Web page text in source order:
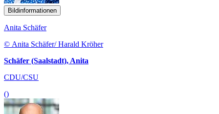
Bildinformationen
Anita Schäfer
© Anita Schäfer/ Harald Kröher
Schäfer (Saalstadt), Anita
CDU/CSU
()